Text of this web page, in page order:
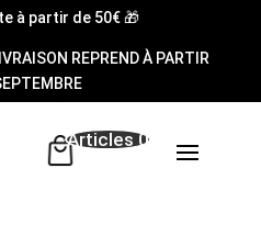
à partir de 50€ 🎁
REPREND À PARTIR
Articles 0